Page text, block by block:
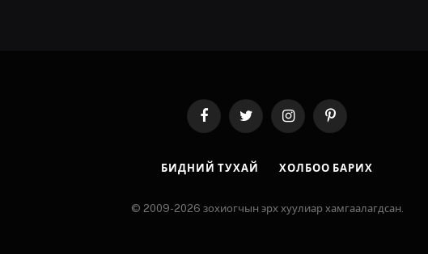
FacebookTwitter InstagramPinterest
БИДНИЙ ТУХАЙ ХОЛБОО БАРИХ
© 2009-2026 зохиогчын эрх хуулиар хамгаалагдсан.